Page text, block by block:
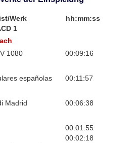
Werk
hh:mm:ss
1
1080
00:09:16
españolas
00:11:57
Madrid
00:06:38
00:01:55
00:02:18